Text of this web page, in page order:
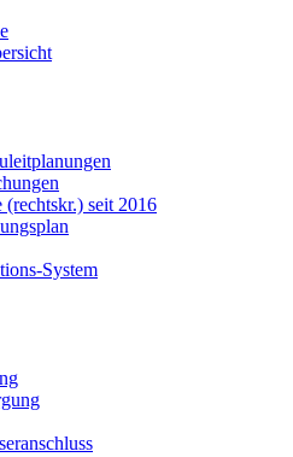
(rechtskr.) seit 2016
System